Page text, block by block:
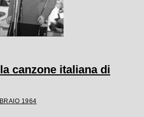
canzone italiana di
1964